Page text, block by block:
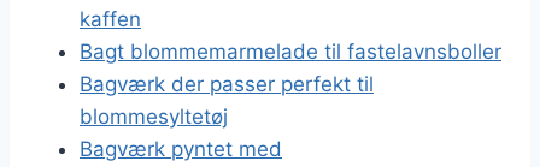
kaffen
Bagt blommemarmelade til fastelavnsboller
Bagværk der passer perfekt til
blommesyltetøj
Bagværk pyntet med